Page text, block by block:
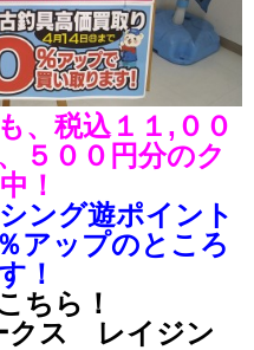
、税込１１,００
５００円分のク
！
ング遊ポイント
アップのところ
！
ちら！
クス レイジン